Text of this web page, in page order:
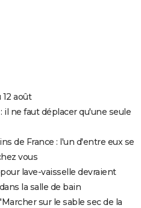
août
il ne faut déplacer qu'une seule
de France : l'un d'entre eux se
vous
lave-vaisselle devraient
la salle de bain
sur le sable sec de la